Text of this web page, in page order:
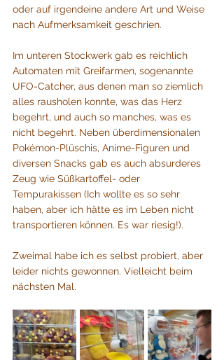
oder auf irgendeine andere Art und Weise
nach Aufmerksamkeit geschrien.
Im unteren Stockwerk gab es reichlich
Automaten mit Greifarmen, sogenannte
UFO-Catcher, aus denen man so ziemlich
alles rausholen konnte, was das Herz
begehrt, und auch so manches, was es
nicht begehrt. Neben überdimensionalen
Pokémon-Plüschis, Anime-Figuren und
diversen Snacks gab es auch absurderes
Zeug wie Süßkartoffel- oder
Tempurakissen (Ich wollte es so sehr
haben, aber ich hätte es im Leben nicht
transportieren können. Es war riesig!).
Zweimal habe ich es selbst probiert, aber
leider nichts gewonnen. Vielleicht beim
nächsten Mal.